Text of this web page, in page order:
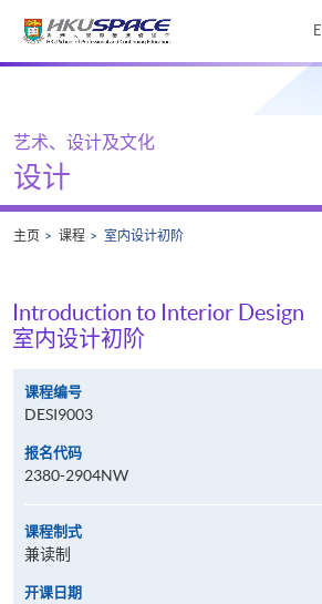
Main
艺术、设计及文化
设计
主页 课程 室内设计初阶
Introduction to Interior Design
室内设计初阶
课程编号
DESI9003
报名代码
2380-2904NW
课程制式
兼读制
开课日期